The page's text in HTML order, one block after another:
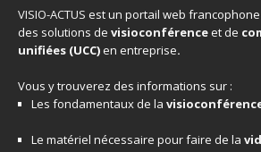
VISIO-ACTUS est un portail web francophone
des solutions de visioconférenceet de
unifiées (UCC)en entreprise.
Vous y trouverez des informations sur :
Les fondamentaux de la
Le matériel nécessaire pour faire de la